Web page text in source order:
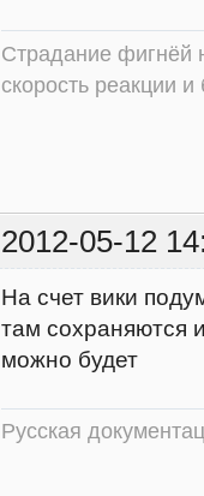
Страдание фигнёй
скорость реакции
2012-05-12
На счет вики
там сохраняются
можно будет
Русская